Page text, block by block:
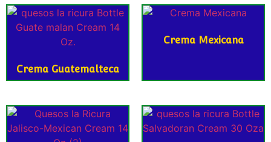
Crema Guatemalteca
Crema Mexicana